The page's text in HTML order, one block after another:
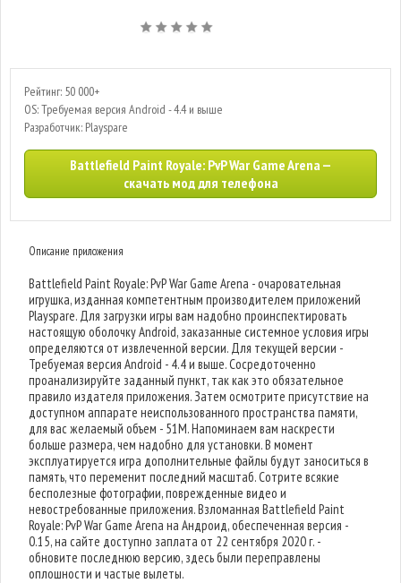
Рейтинг: 50 000+
OS: Требуемая версия Android - 4.4 и выше
Разработчик: Playspare
Battlefield Paint Royale: PvP War Game Arena —
скачать мод для телефона
Описание приложения
Battlefield Paint Royale: PvP War Game Arena - очаровательная
игрушка, изданная компетентным производителем приложений
Playspare. Для загрузки игры вам надобно проинспектировать
настоящую оболочку Android, заказанные системное условия игры
определяются от извлеченной версии. Для текущей версии -
Требуемая версия Android - 4.4 и выше. Сосредоточенно
проанализируйте заданный пункт, так как это обязательное
правило издателя приложения. Затем осмотрите присутствие на
доступном аппарате неиспользованного пространства памяти,
для вас желаемый объем - 51M. Напоминаем вам наскрести
больше размера, чем надобно для установки. В момент
эксплуатируется игра дополнительные файлы будут заноситься в
память, что переменит последний масштаб. Сотрите всякие
бесполезные фотографии, поврежденные видео и
невостребованные приложения. Взломанная Battlefield Paint
Royale: PvP War Game Arena на Андроид, обеспеченная версия -
0.15, на сайте доступно заплата от 22 сентября 2020 г. -
обновите последнюю версию, здесь были переправлены
оплошности и частые вылеты.